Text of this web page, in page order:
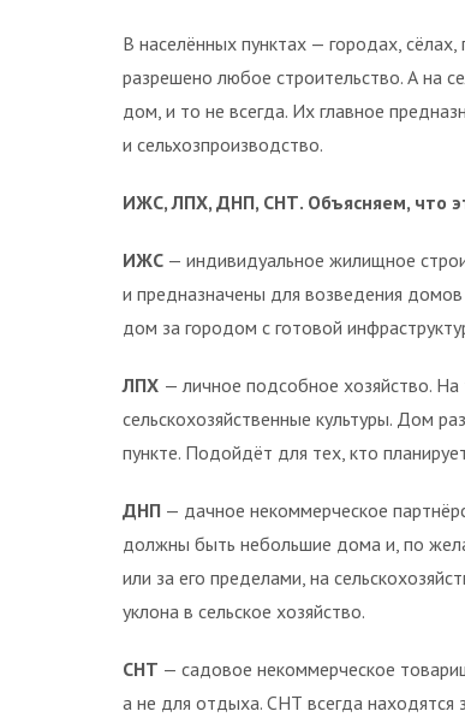
В населённых пунктах — городах,
разрешено любое строительство. А на
дом, и то не всегда. Их главное
и сельхозпроизводство.
ИЖС, ЛПХ, ДНП, СНТ. Объясняем, что
ИЖС — индивидуальное жилищное
и предназначены для возведения
дом за городом с готовой
ЛПХ — личное подсобное хозяйство.
сельскохозяйственные культуры. Дом
пункте. Подойдёт для тех, кто
ДНП — дачное некоммерческое
должны быть небольшие дома и, по
или за его пределами, на
уклона в сельское хозяйство.
СНТ — садовое некоммерческое
а не для отдыха. СНТ всегда